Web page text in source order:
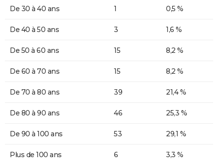
De 30 à 40 ans 1 0,5 %
De 40 à 50 ans 3 1,6 %
De 50 à 60 ans 15 8,2 %
De 60 à 70 ans 15 8,2 %
De 70 à 80 ans 39 21,4 %
De 80 à 90 ans 46 25,3 %
De 90 à 100 ans 53 29,1 %
Plus de 100 ans 6 3,3 %